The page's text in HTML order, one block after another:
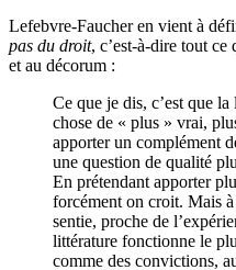
Lefebvre-Faucher en vient à
pas du droit, c’est-à-dire tout ce
et au décorum :
Ce que je dis, c’est que
chose de « plus » vrai,
apporter un complément
une question de qualité
En prétendant apporter
forcément on croit. Mais
sentie, proche de
littérature fonctionne le
comme des convictions,